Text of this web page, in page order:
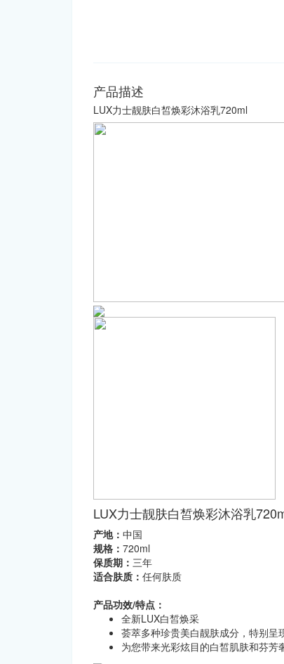
产品描述
LUX力士靓肤白皙焕彩沐浴乳720ml
LUX力士靓肤白皙焕彩沐浴乳
产地： 中国
规格： 720ml
保质期： 三年
适合肤质： 任何肤质
产品功效/特点：
全新LUX白皙焕采
荟萃多种珍贵美白靓肤成分，特别呈
为您带来光彩炫目的白皙肌肤和芬芳